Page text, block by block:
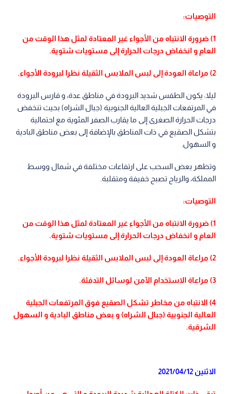
التوصيات:
1) ضرورة الانتباه من الأجواء غير المعتادة لمثل هذا الوقت من
العام و انخفاض درجات الحرارة إلى مستويات شتوية.
2) مراعاة العودة إلى لبس الملابس الثقيلة نظرا لبرودة الأجواء.
ليلا: يكون الطقس شديد البرودة في مناطق عدة، و قارس البرودة
في المرتفعات الجبلية العالية الجنوبية (جبال الشراه) بحيث تنخفض
درجات الحرارة الصغرى إلى ما يقارب الصفر المئوية مع احتمالية
بتشكل الصقيع في ذات المناطق بالإضافة إلى بعض مناطق البادية
و السهول.
وتظهر بعض السحب على ارتفاعات مختلفة في شمال ووسط
المملكة، والرياح تصبح خفيفة ومتقلبة.
التوصيات:
1) ضرورة الانتباه من الأجواء غير المعتادة لمثل هذا الوقت من
العام و انخفاض درجات الحرارة إلى مستويات شتوية.
2) مراعاة العودة إلى لبس الملابس الثقيلة نظرا لبرودة الأجواء.
3) مراعاة الاستخدام الآمن لوسائل التدفئة.
4) الانتباه من مخاطر تشكل الصقيع فوق المرتفعات الجبلية
العالية الجنوبية (جبال الشراه) و بعض مناطق البادية و السهول
الشرقية.
الاثنين 2021/04/12